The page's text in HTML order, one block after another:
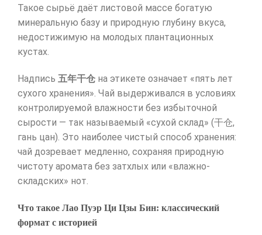
Такое сырьё даёт листовой массе богатую
минеральную базу и природную глубину вкуса,
недостижимую на молодых плантационных
кустах.
Надпись 五年干仓 на этикете означает «пять лет
сухого хранения». Чай выдерживался в условиях
контролируемой влажности без избыточной
сырости — так называемый «сухой склад» (干仓,
гань цан). Это наиболее чистый способ хранения:
чай дозревает медленно, сохраняя природную
чистоту аромата без затхлых или «влажно-
складских» нот.
Что такое Лао Пуэр Ци Цзы Бин: классический
формат с историей